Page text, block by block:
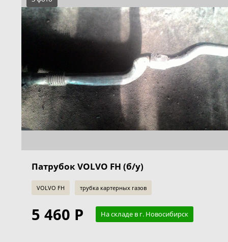
Патрубок VOLVO FH (б/у)
VOLVO FH трубка картерных газов
5 460 Р На складе в г. Новосибирск